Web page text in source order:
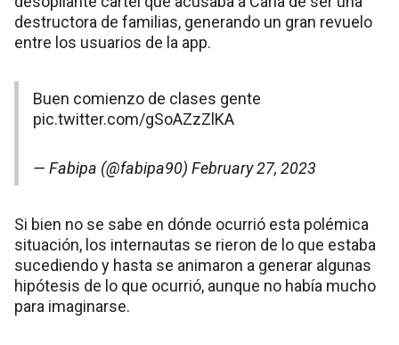
destructora de familias, generando un gran revuelo
entre los usuarios de la app.
Buen comienzo de clases gente
pic.twitter.com/gSoAZzZlKA
— Fabipa (@fabipa90) February 27, 2023
Si bien no se sabe en dónde ocurrió esta polémica
situación, los internautas se rieron de lo que estaba
sucediendo y hasta se animaron a generar algunas
hipótesis de lo que ocurrió, aunque no había mucho
para imaginarse.